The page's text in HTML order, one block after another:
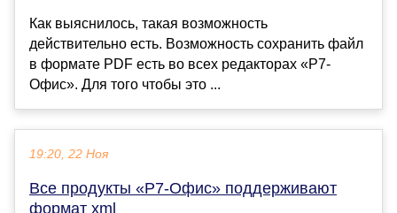
Как выяснилось, такая возможность
действительно есть. Возможность сохранить файл
в формате PDF есть во всех редакторах «Р7-
Офис». Для того чтобы это ...
19:20, 22 Ноя
Все продукты «Р7-Офис» поддерживают
формат xml